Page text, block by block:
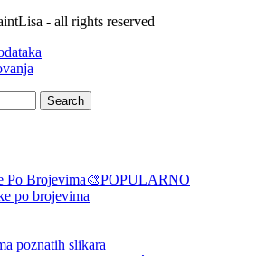
- all rights reserved
Search
Po Brojevima🎨POPULARNO
po brojevima
poznatih slikara